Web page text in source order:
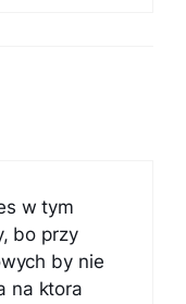
w tym
bo przy
by nie
na ktora